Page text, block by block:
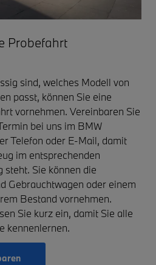
Probefahrt
sind, welches Modell von
passt, können Sie eine
vornehmen. Vereinbaren Sie
bei uns im BMW
Telefon oder E-Mail, damit
im entsprechenden
steht. Sie können die
Gebrauchtwagen oder einem
Bestand vornehmen.
Sie kurz ein, damit Sie alle
kennenlernen.